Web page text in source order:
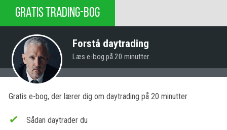
GRATIS TRADING-BOG
Forstå daytrading
Læs e-bog på 20 minutter.
Gratis e-bog, der lærer dig om daytrading på 20 minutter
Sådan daytrader du